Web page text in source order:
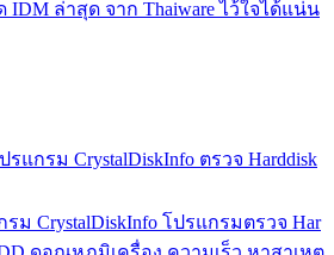
ล่าสุด จาก Thaiware ไว้ใจได้แน่น
รแกรม CrystalDiskInfo ตรวจ Harddisk
ม CrystalDiskInfo โปรแกรมตรวจ Har